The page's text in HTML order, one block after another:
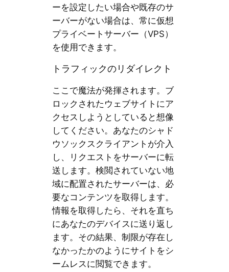
ーを設定したい場合や既存のサ
ーバーがない場合は、常に仮想
プライベートサーバー（VPS）
を使用できます。
トラフィックのリダイレクト
ここで魔法が発揮されます。ブ
ロックされたウェブサイトにア
クセスしようとしていると想像
してください。あなたのシャド
ウソックスクライアントが介入
し、リクエストをサーバーに転
送します。検閲されていない地
域に配置されたサーバーは、必
要なコンテンツを取得します。
情報を取得したら、それを直ち
にあなたのデバイスに送り返し
ます。その結果、制限が存在し
なかったかのようにサイトをシ
ームレスに閲覧できます。